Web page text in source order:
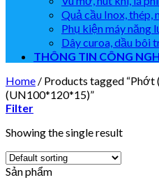
Quả cầu Inox, thép,
Phụ kiện máy
Dây curoa, dầu bôi
THÔNG TIN CÔNG
Home / Products tagged
(UN100*120*15)”
Filter
Showing the single result
Sản phẩm